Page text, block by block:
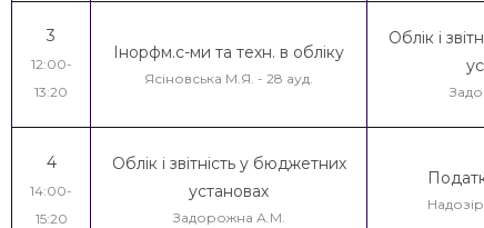
3
12:00-
13:20
Інорфм.с-ми та техн. в обліку
Ясіновська М.Я. - 28 ауд.
Облік і
4
14:00-
15:20
Облік і звітність у бюджетних
установах
Задорожна А.М.